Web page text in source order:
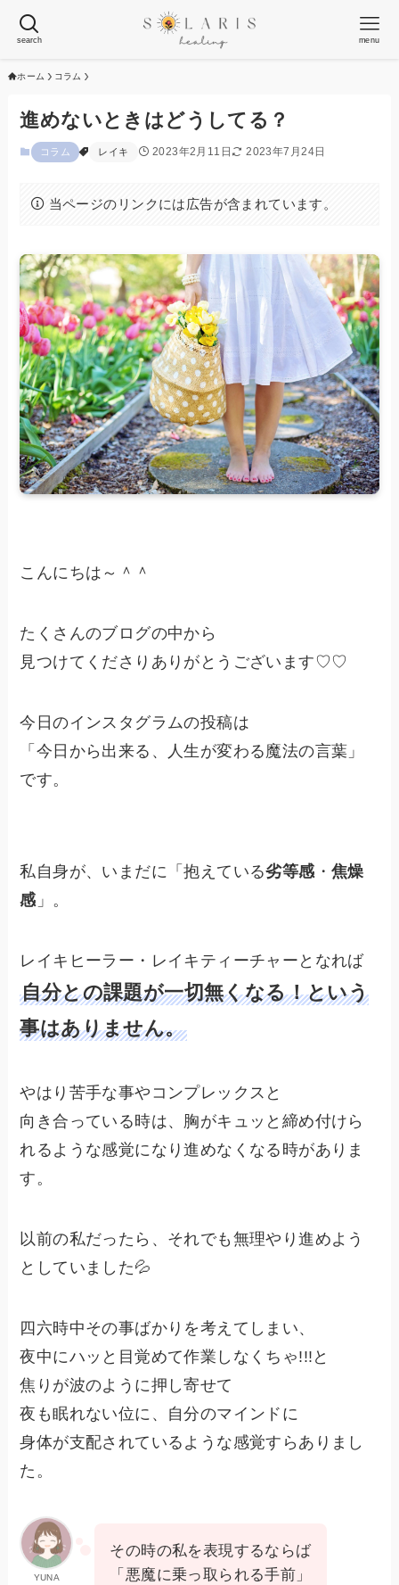
search menu
ホーム コラム
進めないときはどうしてる？
コラム レイキ 2023年2月11日 2023年7月24日
当ページのリンクには広告が含まれています。
こんにちは～＾＾
たくさんのブログの中から
見つけてくださりありがとうございます♡♡
今日のインスタグラムの投稿は
「今日から出来る、人生が変わる魔法の言葉」
です。
私自身が、いまだに「抱えている劣等感・焦燥
感」。
レイキヒーラー・レイキティーチャーとなれば
自分との課題が一切無くなる！という
事はありません。
やはり苦手な事やコンプレックスと
向き合っている時は、胸がキュッと締め付けら
れるような感覚になり進めなくなる時がありま
す。
以前の私だったら、それでも無理やり進めよう
としていました💦
四六時中その事ばかりを考えてしまい、
夜中にハッと目覚めて作業しなくちゃ!!!と
焦りが波のように押し寄せて
夜も眠れない位に、自分のマインドに
身体が支配されているような感覚すらありまし
た。
YUNA
その時の私を表現するならば
「悪魔に乗っ取られる手前」